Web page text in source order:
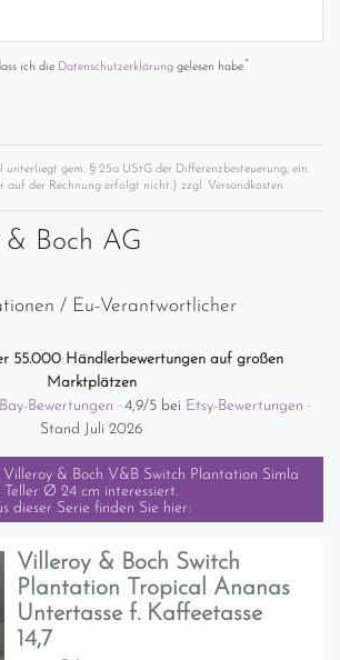
ich die Daten­schutz­erklärunggelesen habe.*
gem. § 25a UStG der Differenzbesteuerung, ein
auf der Rechnung erfolgt nicht.) zzgl. Versandkosten
Boch AG
/ Eu-Verantwortlicher
55.000 Händlerbewertungen auf großen
Marktplätzen
Bewertungen · 4,9/5 bei Etsy-Bewertungen ·
Stand Juli 2026
Villeroy & Boch V&B Switch Plantation Simla
Ø 24 cm interessiert.
dieser Serie finden Sie hier:
Villeroy & Boch Switch
Plantation Tropical Ananas
Untertasse f. Kaffeetasse
14,7